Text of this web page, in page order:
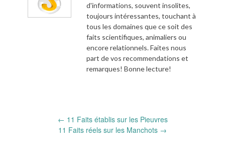
d'informations, souvent insolites,
toujours intéressantes, touchant à
tous les domaines que ce soit des
faits scientifiques, animaliers ou
encore relationnels. Faites nous
part de vos recommendations et
remarques! Bonne lecture!
← 11 Faits établis sur les Pieuvres
11 Faits réels sur les Manchots →